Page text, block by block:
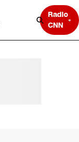
Radio
CNN